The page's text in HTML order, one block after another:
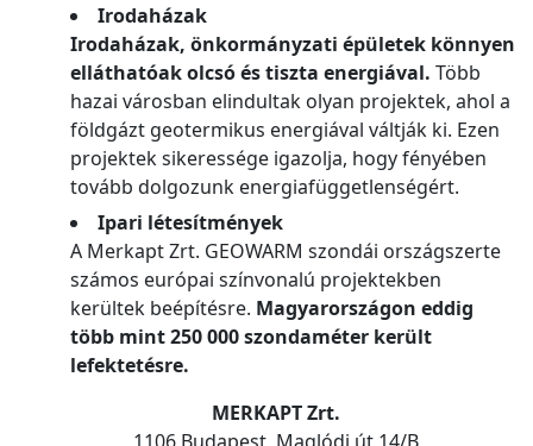
Irodaházak
Irodaházak, önkormányzati épületek könnyen
elláthatóak olcsó és tiszta energiával. Több
hazai városban elindultak olyan projektek, ahol a
földgázt geotermikus energiával váltják ki. Ezen
projektek sikeressége igazolja, hogy fényében
tovább dolgozunk energiafüggetlenségért.
Ipari létesítmények
A Merkapt Zrt. GEOWARM szondái országszerte
számos európai színvonalú projektekben
kerültek beépítésre. Magyarországon eddig
több mint 250 000 szondaméter került
lefektetésre.
MERKAPT Zrt.